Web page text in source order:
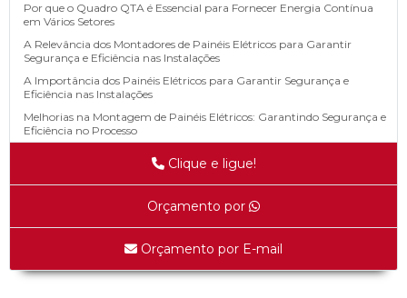
Por que o Quadro QTA é Essencial para Fornecer Energia Contínua
em Vários Setores
A Relevância dos Montadores de Painéis Elétricos para Garantir
Segurança e Eficiência nas Instalações
A Importância dos Painéis Elétricos para Garantir Segurança e
Eficiência nas Instalações
Melhorias na Montagem de Painéis Elétricos: Garantindo Segurança e
Eficiência no Processo
Manutenção Regular de Geradores: A Chave para Energia Confiável
Manutenção de Grupos Geradores: Garantia de Operação Contínua
Como Selecionar a Empresa de Manutenção de Geradores para
em Instalações
Clique e ligue!
Orçamento por
Orçamento por E-mail